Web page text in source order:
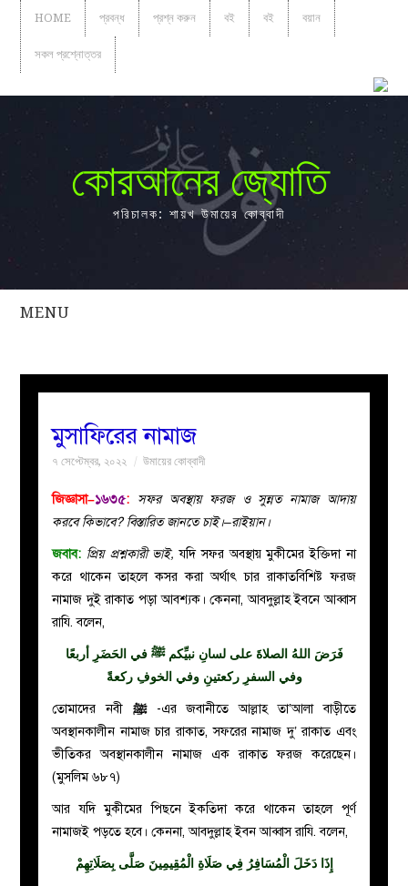
HOME প্রবন্ধ প্রশ্ন করুন বই বই বয়ান
সকল প্রশ্নোত্তর
কোরআনের জ্যোতি
পরিচালক: শায়খ উমায়ের কোব্বাদী
MENU
সকল
বয়ান
নারীদের
করুন
মুসাফিরের নামাজ
৭ সেপ্টেম্বর, ২০২২ উমায়ের কোব্বাদী
জিজ্ঞাসা–১৬৩৫: সফর অবস্থায় ফরজ ও সুন্নত নামাজ আদায়
করবে কিভাবে? বিস্তারিত জানতে চাই।–রাইয়ান।
জবাব: প্রিয় প্রশ্নকারী ভাই, যদি সফর অবস্থায় মুকীমের ইক্তিদা না
করে থাকেন তাহলে কসর করা অর্থাৎ চার রাকাতবিশিষ্ট ফরজ
নামাজ দুই রাকাত পড়া আবশ্যক। কেননা, আবদুল্লাহ ইবনে আব্বাস
রাযি. বলেন,
فَرَضَ اللهُ الصلاةَ على لسانِ نبيِّكم ﷺ في الحَضَرِ أربعًا
وفي السفرِ ركعتينِ وفي الخوفِ ركعةً
তোমাদের নবী ﷺ -এর জবানীতে আল্লাহ তা’আলা বাড়ীতে
অবস্থানকালীন নামাজ চার রাকাত, সফরের নামাজ দু’ রাকাত এবং
ভীতিকর অবস্থানকালীন নামাজ এক রাকাত ফরজ করেছেন।
(মুসলিম ৬৮৭)
আর যদি মুকীমের পিছনে ইকতিদা করে থাকেন তাহলে পূর্ণ
নামাজই পড়তে হবে। কেননা, আবদুল্লাহ ইবন আব্বাস রাযি. বলেন,
إِذَا دَخَلَ الْمُسَافِرُ فِي صَلَاةِ الْمُقِيمِينَ صَلَّى بِصَلَاتِهِمْ